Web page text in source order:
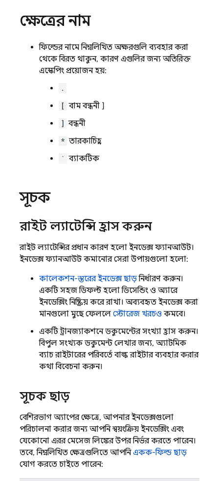
ক্ষেত্রের নাম
ফিল্ডের নামে নিম্নলিখিত অক্ষরগুলি ব্যবহার করা
থেকে বিরত থাকুন, কারণ এগুলির জন্য অতিরিক্ত
এস্কেপিং প্রয়োজন হয়:
.
[ বাম বন্ধনী ]
] বন্ধনী
* তারকাচিহ্ন
` ব্যাকটিক
সূচক
রাইট ল্যাটেন্সি হ্রাস করুন
রাইট ল্যাটেন্সির প্রধান কারণ হলো ইনডেক্স ফ্যানআউট।
ইনডেক্স ফ্যানআউট কমানোর সেরা উপায়গুলো হলো:
কালেকশন-স্তরের ইনডেক্স ছাড়নির্ধারণ করুন।
একটি সহজ ডিফল্ট হলো ডিসেন্ডিং ও অ্যারে
ইনডেক্সিং নিষ্ক্রিয় করে রাখা। অব্যবহৃত ইনডেক্স করা
মানগুলো মুছে ফেললে স্টোরেজ খরচও কমবে।
একটি ট্রানজ্যাকশনে ডকুমেন্টের সংখ্যা হ্রাস করুন।
বিপুল সংখ্যক ডকুমেন্ট লেখার জন্য, অ্যাটমিক
ব্যাচ রাইটারের পরিবর্তে বাল্ক রাইটার ব্যবহার করার
কথা বিবেচনা করুন।
সূচক ছাড়
বেশিরভাগ অ্যাপের ক্ষেত্রে, আপনার ইনডেক্সগুলো
পরিচালনা করার জন্য আপনি স্বয়ংক্রিয় ইনডেক্সিং এবং
যেকোনো এরর মেসেজ লিঙ্কের উপর নির্ভর করতে পারেন।
তবে, নিম্নলিখিত ক্ষেত্রগুলিতে আপনিএকক-ফিল্ড ছাড়
যোগ করতে চাইতে পারেন: